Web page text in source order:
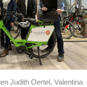
Judith Oertel, Valentina